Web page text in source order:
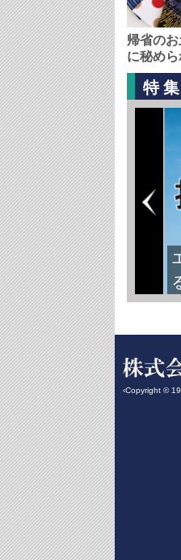
帰省の
に秘め
特集
‹Copyright ©